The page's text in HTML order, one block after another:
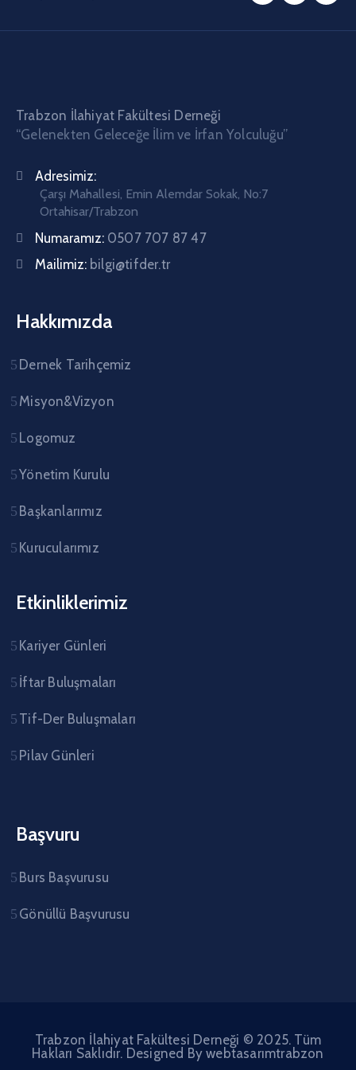
Trabzon İlahiyat Fakültesi Derneği
“Gelenekten Geleceğe İlim ve İrfan Yolculuğu”
Adresimiz:
Çarşı Mahallesi, Emin Alemdar Sokak, No:7
Ortahisar/Trabzon
Numaramız: 0507 707 87 47
Mailimiz: bilgi@tifder.tr
Hakkımızda
Dernek Tarihçemiz
Misyon&Vizyon
Logomuz
Yönetim Kurulu
Başkanlarımız
Kurucularımız
Etkinliklerimiz
Kariyer Günleri
İftar Buluşmaları
Tif-Der Buluşmaları
Pilav Günleri
Başvuru
Burs Başvurusu
Gönüllü Başvurusu
Trabzon İlahiyat Fakültesi Derneği © 2025. Tüm
Hakları Saklıdır. Designed Bywebtasarımtrabzon